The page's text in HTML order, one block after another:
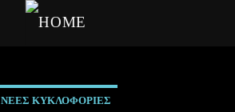
ΝΕΕΣ ΚΥΚΛΟΦΟΡΙΕΣ